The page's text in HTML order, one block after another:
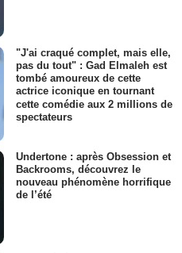
"J'ai craqué complet, mais elle,
pas du tout" : Gad Elmaleh est
tombé amoureux de cette
actrice iconique en tournant
cette comédie aux 2 millions de
spectateurs
Undertone : après Obsession et
Backrooms, découvrez le
nouveau phénomène horrifique
de l’été